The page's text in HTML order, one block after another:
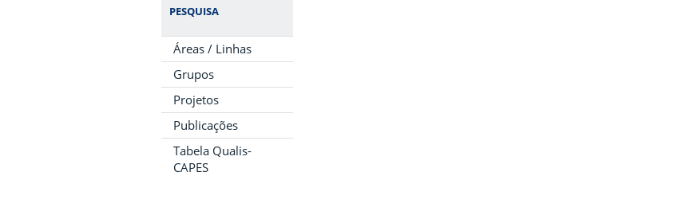
PESQUISA
Áreas / Linhas
Grupos
Projetos
Publicações
Tabela Qualis-
CAPES